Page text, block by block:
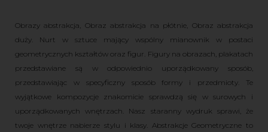
Obrazy abstrakcja, Obraz abstrakcja na płótnie, Obraz abstrakcja
duży. Nurt w sztuce mający wspólny mianownik w postaci
geometrycznych kształtów oraz figur. Figury na obrazach, plakatach
przedstawiane są w odpowiednio uporządkowany sposób,
przedstawiając w specyficzny sposób formy i przedmioty. Te
wyjątkowe kompozycje znakomicie sprawdzą się w surowych i
uporządkowanych wnętrzach. Nasz staranny wydruk sprawi, że
twoje wnętrze nabierze stylu i klasy. Abstrakcje Geometryczne to